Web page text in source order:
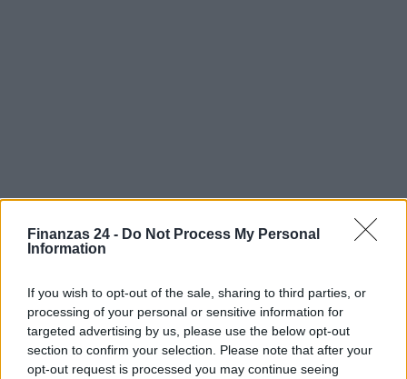
Finanzas 24 - Do Not Process My Personal
Information
If you wish to opt-out of the sale, sharing to third parties, or
processing of your personal or sensitive information for
targeted advertising by us, please use the below opt-out
section to confirm your selection. Please note that after your
opt-out request is processed you may continue seeing
Sigue leyendo
CRIPTOMONEDAS